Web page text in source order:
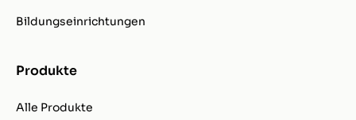
Bildungseinrichtungen
Produkte
Alle Produkte